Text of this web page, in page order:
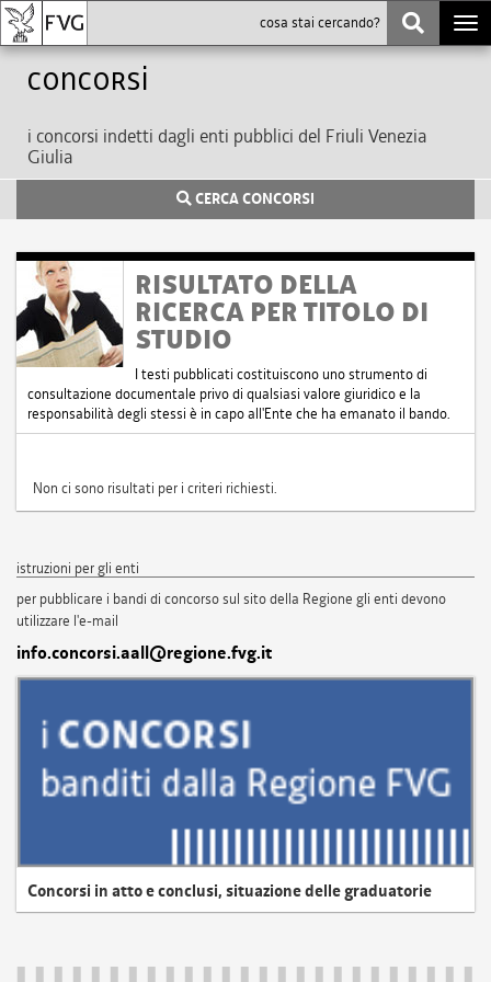
Concorsi
i concorsi indetti dagli enti pubblici del Friuli Venezia
Giulia
CERCA CONCORSI
RISULTATO DELLA
RICERCA PER TITOLO DI
STUDIO
I testi pubblicati costituiscono uno strumento di
consultazione documentale privo di qualsiasi valore giuridico e la
responsabilità degli stessi è in capo all'Ente che ha emanato il bando.
Non ci sono risultati per i criteri richiesti.
istruzioni per gli enti
per pubblicare i bandi di concorso sul sito della Regione gli enti devono
utilizzare l'e-mail
info.concorsi.aall@regione.fvg.it
Concorsi in atto e conclusi, situazione delle graduatorie